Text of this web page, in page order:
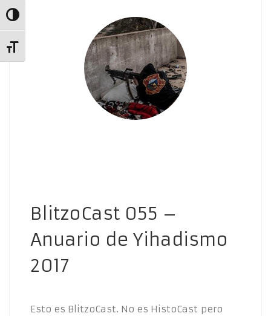
Alternar alto contraste
Alternar tamaño de letra
BlitzoCast 055 –
Anuario de Yihadismo
2017
Esto es BlitzoCast. No es HistoCast pero